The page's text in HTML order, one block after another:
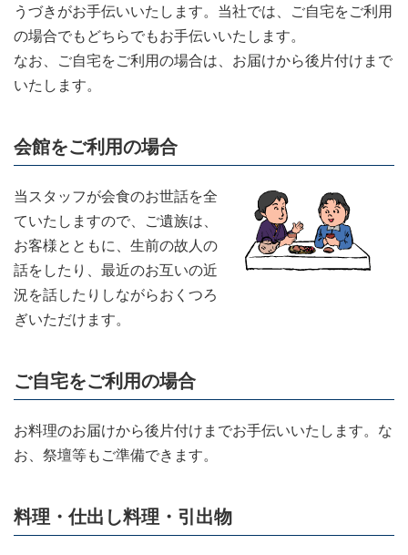
うづきがお手伝いいたします。当社では、ご自宅をご利用
の場合でもどちらでもお手伝いいたします。
なお、ご自宅をご利用の場合は、お届けから後片付けまで
いたします。
会館をご利用の場合
当スタッフが会食のお世話を全
ていたしますので、ご遺族は、
お客様とともに、生前の故人の
話をしたり、最近のお互いの近
況を話したりしながらおくつろ
ぎいただけます。
ご自宅をご利用の場合
お料理のお届けから後片付けまでお手伝いいたします。な
お、祭壇等もご準備できます。
料理・仕出し料理・引出物